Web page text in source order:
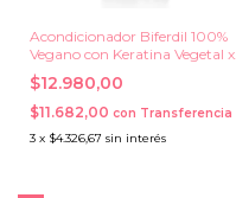
Acondicionador Biferdil 100%
Vegano con Keratina Vegetal x
200 ml.
$12.980,00
$11.682,00 con Transferencia
3 x $4.326,67 sin interés